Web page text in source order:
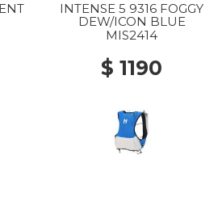
INTENSE 5 9316 FOGGY
DEW/ICON BLUE
MIS2414
$ 1190